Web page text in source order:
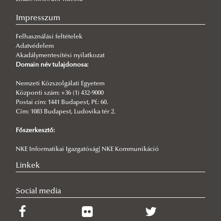
2026/05/11
2026/05/01
MRTT tiszújító közgyűlése
BOLDOG HÚSVÉTI ÜNNEPEKET!
2026/03/26
Dr. Kertész Imre emlékkonferencia
A RENDÉSZETTUDOMÁNY MŰVELÉSE – 25 ÉVES A SZENT LÁSZLÓ
Impresszum
Felhasználási feltételek
Adatvédelem
Akadálymentesítési nyilatkozat
Domain név tulajdonosa:
Nemzeti Közszolgálati Egyetem
Központi szám: +36 (1) 432-9000
Postai cím: 1441 Budapest, Pf.: 60.
Cím: 1083 Budapest, Ludovika tér 2.
Főszerkesztő:
NKE Informatikai Igazgatóság| NKE Kommunikáció
Linkek
Social media